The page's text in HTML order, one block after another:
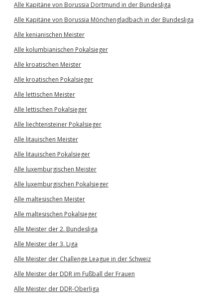
Alle Kapitäne von Borussia Dortmund in der Bundesliga
Alle Kapitäne von Borussia Mönchengladbach in der Bundesliga
Alle kenianischen Meister
Alle kolumbianischen Pokalsieger
Alle kroatischen Meister
Alle kroatischen Pokalsieger
Alle lettischen Meister
Alle lettischen Pokalsieger
Alle liechtensteiner Pokalsieger
Alle litauischen Meister
Alle litauischen Pokalsieger
Alle luxemburgischen Meister
Alle luxemburgischen Pokalsieger
Alle maltesischen Meister
Alle maltesischen Pokalsieger
Alle Meister der 2. Bundesliga
Alle Meister der 3. Liga
Alle Meister der Challenge League in der Schweiz
Alle Meister der DDR im Fußball der Frauen
Alle Meister der DDR-Oberliga